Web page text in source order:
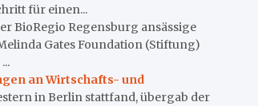
für einen...
BioRegio Regensburg ansässige
Gates Foundation (Stiftung)
an Wirtschafts- und
in Berlin stattfand, übergab der